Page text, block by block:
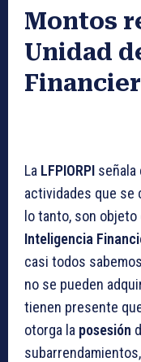
Montos
Unidad
La LFPIORPI señala
actividades que se
lo tanto, son objeto
Inteligencia
casi todos
no se pueden
tienen presente
otorga la posesión